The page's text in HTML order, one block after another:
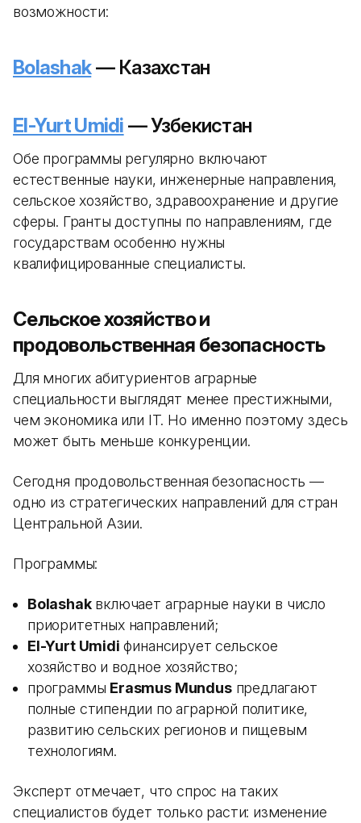
возможности:
Bolashak— Казахстан
El-Yurt Umidi — Узбекистан
Обе программы регулярно включают
естественные науки, инженерные направления,
сельское хозяйство, здравоохранение и другие
сферы. Гранты доступны по направлениям, где
государствам особенно нужны
квалифицированные специалисты.
Сельское хозяйство и
продовольственная безопасность
Для многих абитуриентов аграрные
специальности выглядят менее престижными,
чем экономика или IT. Но именно поэтому здесь
может быть меньше конкуренции.
Сегодня продовольственная безопасность —
одно из стратегических направлений для стран
Центральной Азии.
Программы:
Bolashakвключает аграрные науки в число
приоритетных направлений;
El-Yurt Umidi финансирует сельское
хозяйство и водное хозяйство;
программы Erasmus Mundusпредлагают
полные стипендии по аграрной политике,
развитию сельских регионов и пищевым
технологиям.
Эксперт отмечает, что спрос на таких
специалистов будет только расти: изменение